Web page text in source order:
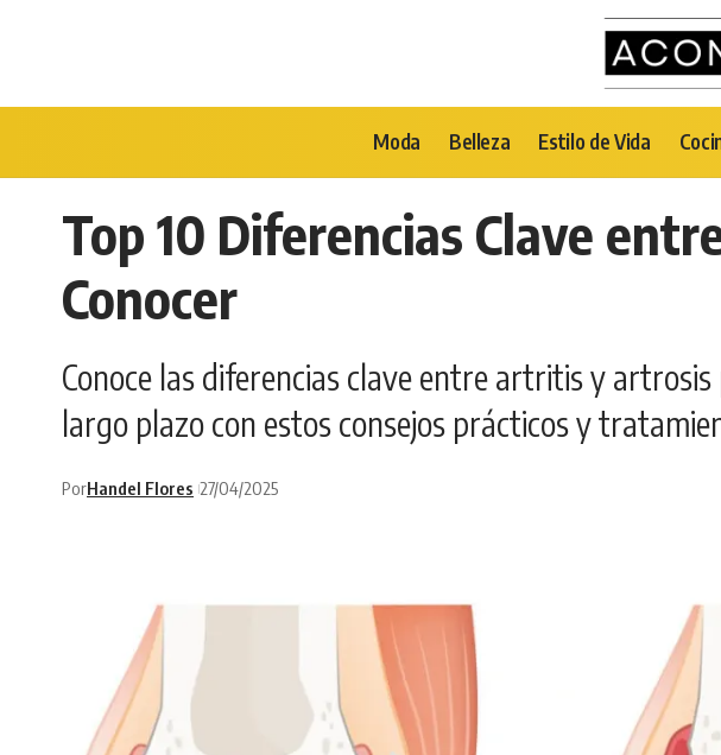
Moda Belleza Estilo de Vida
Top 10 Diferencias Clave
Conocer
Conoce las diferencias clave entre artritis y
largo plazo con estos consejos prácticos y
PorHandel Flores 27/04/2025